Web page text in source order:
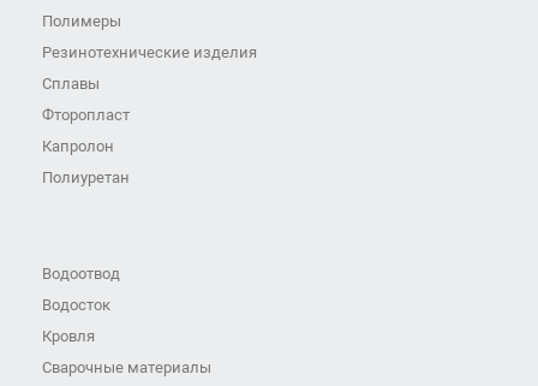
Полимеры
Резинотехнические изделия
Сплавы
Фторопласт
Капролон
Полиуретан
Водоотвод
Водосток
Кровля
Сварочные материалы